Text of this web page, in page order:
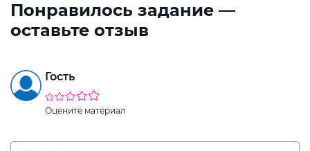
Понравилось задание —
оставьте отзыв
Гость
Оцените материал